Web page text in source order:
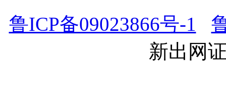
鲁ICP备09023866号-1
新出网